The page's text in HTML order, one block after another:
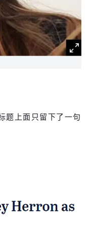
题上面只留下了一句